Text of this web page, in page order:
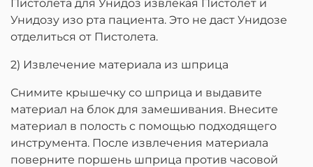
Пистолета для Унидоз извлекая Пистолет и
Унидозу изо рта пациента. Это не даст Унидозе
отделиться от Пистолета.
2) Извлечение материала из шприца
Снимите крышечку со шприца и выдавите
материал на блок для замешивания. Внесите
материал в полость с помощью подходящего
инструмента. После извлечения материала
поверните поршень шприца против часовой